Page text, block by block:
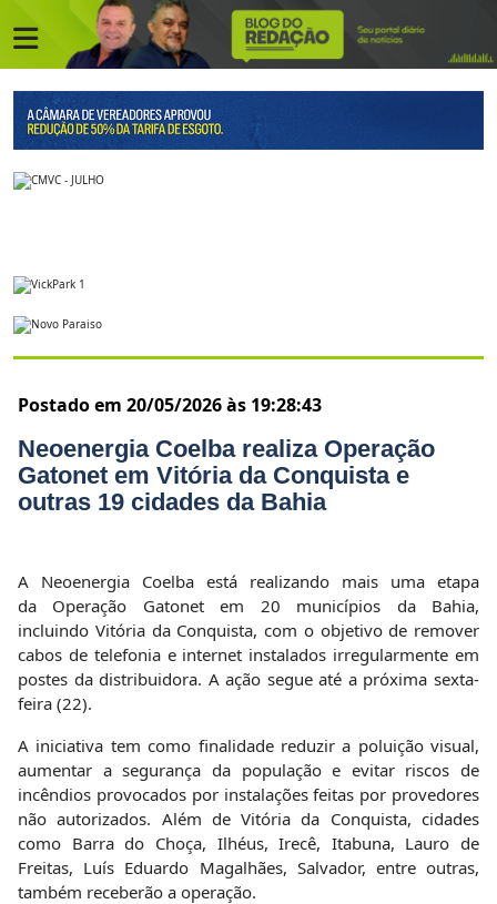
Postado em 20/05/2026 às 19:28:43
Neoenergia Coelba realiza Operação
Gatonet em Vitória da Conquista e
outras 19 cidades da Bahia
A Neoenergia Coelba está realizando mais uma etapa
da Operação Gatonet em 20 municípios da Bahia,
incluindo Vitória da Conquista, com o objetivo de remover
cabos de telefonia e internet instalados irregularmente em
postes da distribuidora. A ação segue até a próxima sexta-
feira (22).
A iniciativa tem como finalidade reduzir a poluição visual,
aumentar a segurança da população e evitar riscos de
incêndios provocados por instalações feitas por provedores
não autorizados. Além de Vitória da Conquista, cidades
como Barra do Choça, Ilhéus, Irecê, Itabuna, Lauro de
Freitas, Luís Eduardo Magalhães, Salvador, entre outras,
também receberão a operação.